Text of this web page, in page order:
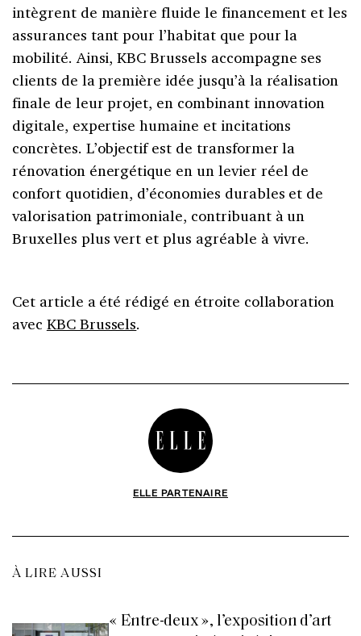
intègrent de manière fluide le financement et les
assurances tant pour l’habitat que pour la
mobilité. Ainsi, KBC Brussels accompagne ses
clients de la première idée jusqu’à la réalisation
finale de leur projet, en combinant innovation
digitale, expertise humaine et incitations
concrètes. L’objectif est de transformer la
rénovation énergétique en un levier réel de
confort quotidien, d’économies durables et de
valorisation patrimoniale, contribuant à un
Bruxelles plus vert et plus agréable à vivre.
Cet article a été rédigé en étroite collaboration
avec KBC Brussels.
ELLE PARTENAIRE
À LIRE AUSSI
« Entre-deux », l’exposition d’art